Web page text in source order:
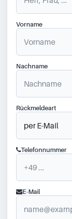
Vorname
Nachname
Rückmeldeart
Telefonnummer
E-Mail